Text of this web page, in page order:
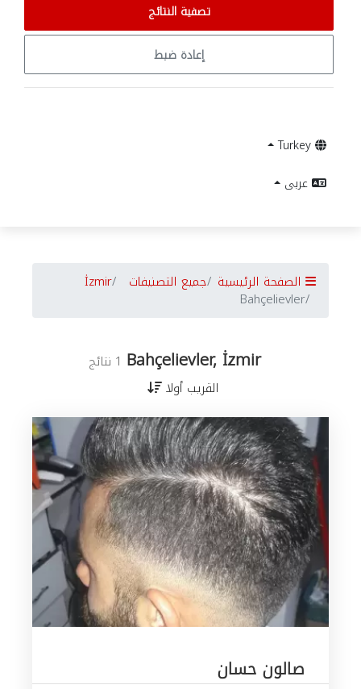
تصفية النتائج
إعادة ضبط
Turkey
عربى
الصفحة الرئيسية جميع التصنيفات İzmir
Bahçelievler
Bahçelievler, İzmir 1 نتائج
القريب أولا
صالون حسان
جميع
الأعمال
في
İzmir
حسب
المدن